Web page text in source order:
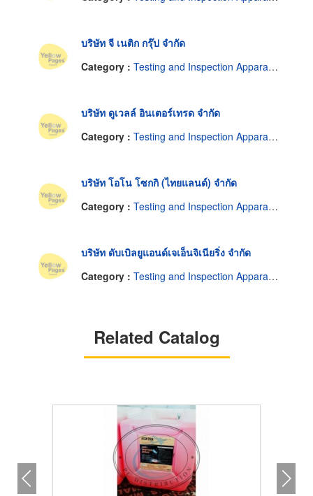
บริษัท จี เนติก กรุ๊ป จำกัด
Category : Testing and Inspection Apparatus
บริษัท ดูเวลล์ อินเตอร์เทรด จำกัด
Category : Testing and Inspection Apparatus
บริษัท โอโน โซกกิ (ไทยแลนด์) จำกัด
Category : Testing and Inspection Apparatus
บริษัท ดับเบิลยูแอนด์เจเอ็นจิเนียริ่ง จำกัด
Category : Testing and Inspection Apparatus
Related Catalog